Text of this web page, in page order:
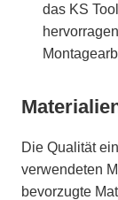
das KS
Die Qualität
verwendeten
bevorzugte